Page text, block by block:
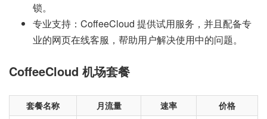
锁。
专业支持：CoffeeCloud 提供试用服务，并且配备专
业的网页在线客服，帮助用户解决使用中的问题。
CoffeeCloud 机场套餐
套餐名称 月流量 速率
价格